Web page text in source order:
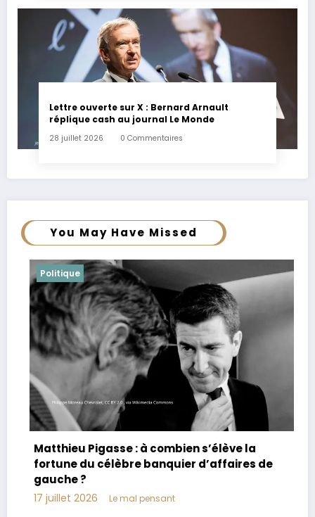
Lettre ouverte sur X : Bernard Arnault
réplique cash au journal Le Monde
28 juillet 2026 0 Commentaires
You May Have Missed
Politique
Joachim Le Floch-Imad : biographie, âge,
parents, vie privée
17 juillet 2026